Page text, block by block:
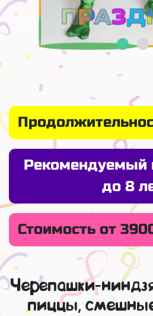
Рекомендуемый
до 8
Стоимость от
Черепашки-
пиццы,